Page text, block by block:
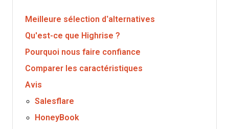
Meilleure sélection d’alternatives
Qu'est-ce que Highrise ?
Pourquoi nous faire confiance
Comparer les caractéristiques
Avis
Salesflare
HoneyBook